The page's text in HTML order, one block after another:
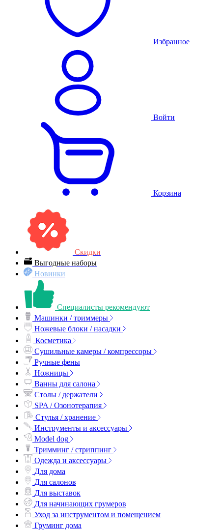
Избранное
Войти
Корзина
Скидки
Выгодные наборы
Новинки
Специалисты рекомендуют
Машинки / триммеры
Ножевые блоки / насадки
Косметика
Сушильные камеры / компрессоры
Ручные фены
Ножницы
Ванны для салона
Столы / держатели
SPA / Озонотерапия
Стулья / хранение
Инструменты и аксессуары
Model dog
Тримминг / стриппинг
Одежда и аксессуары
Для дома
Для салонов
Для выставок
Для начинающих грумеров
Уход за инструментом и помещением
Груминг дома